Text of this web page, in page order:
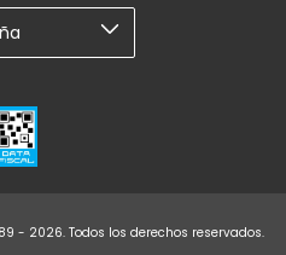
- 2026. Todos los derechos reservados.